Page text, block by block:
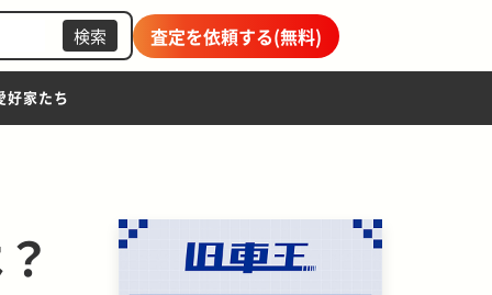
検索 査定を依頼する(無料)
好家たち